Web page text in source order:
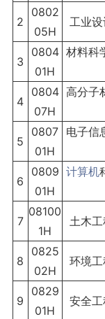
2
0802
05H
工业
3
0804
01H
材料科
4
0804
07H
高分子
5
0807
01H
电子信
6
0809
01H
计算机
7
08100
1H
土木
8
0825
02H
环境
9
0829
01H
安全